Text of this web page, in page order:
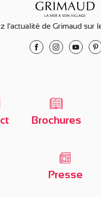
l'actualité de Grimaud sur
Brochures
Presse